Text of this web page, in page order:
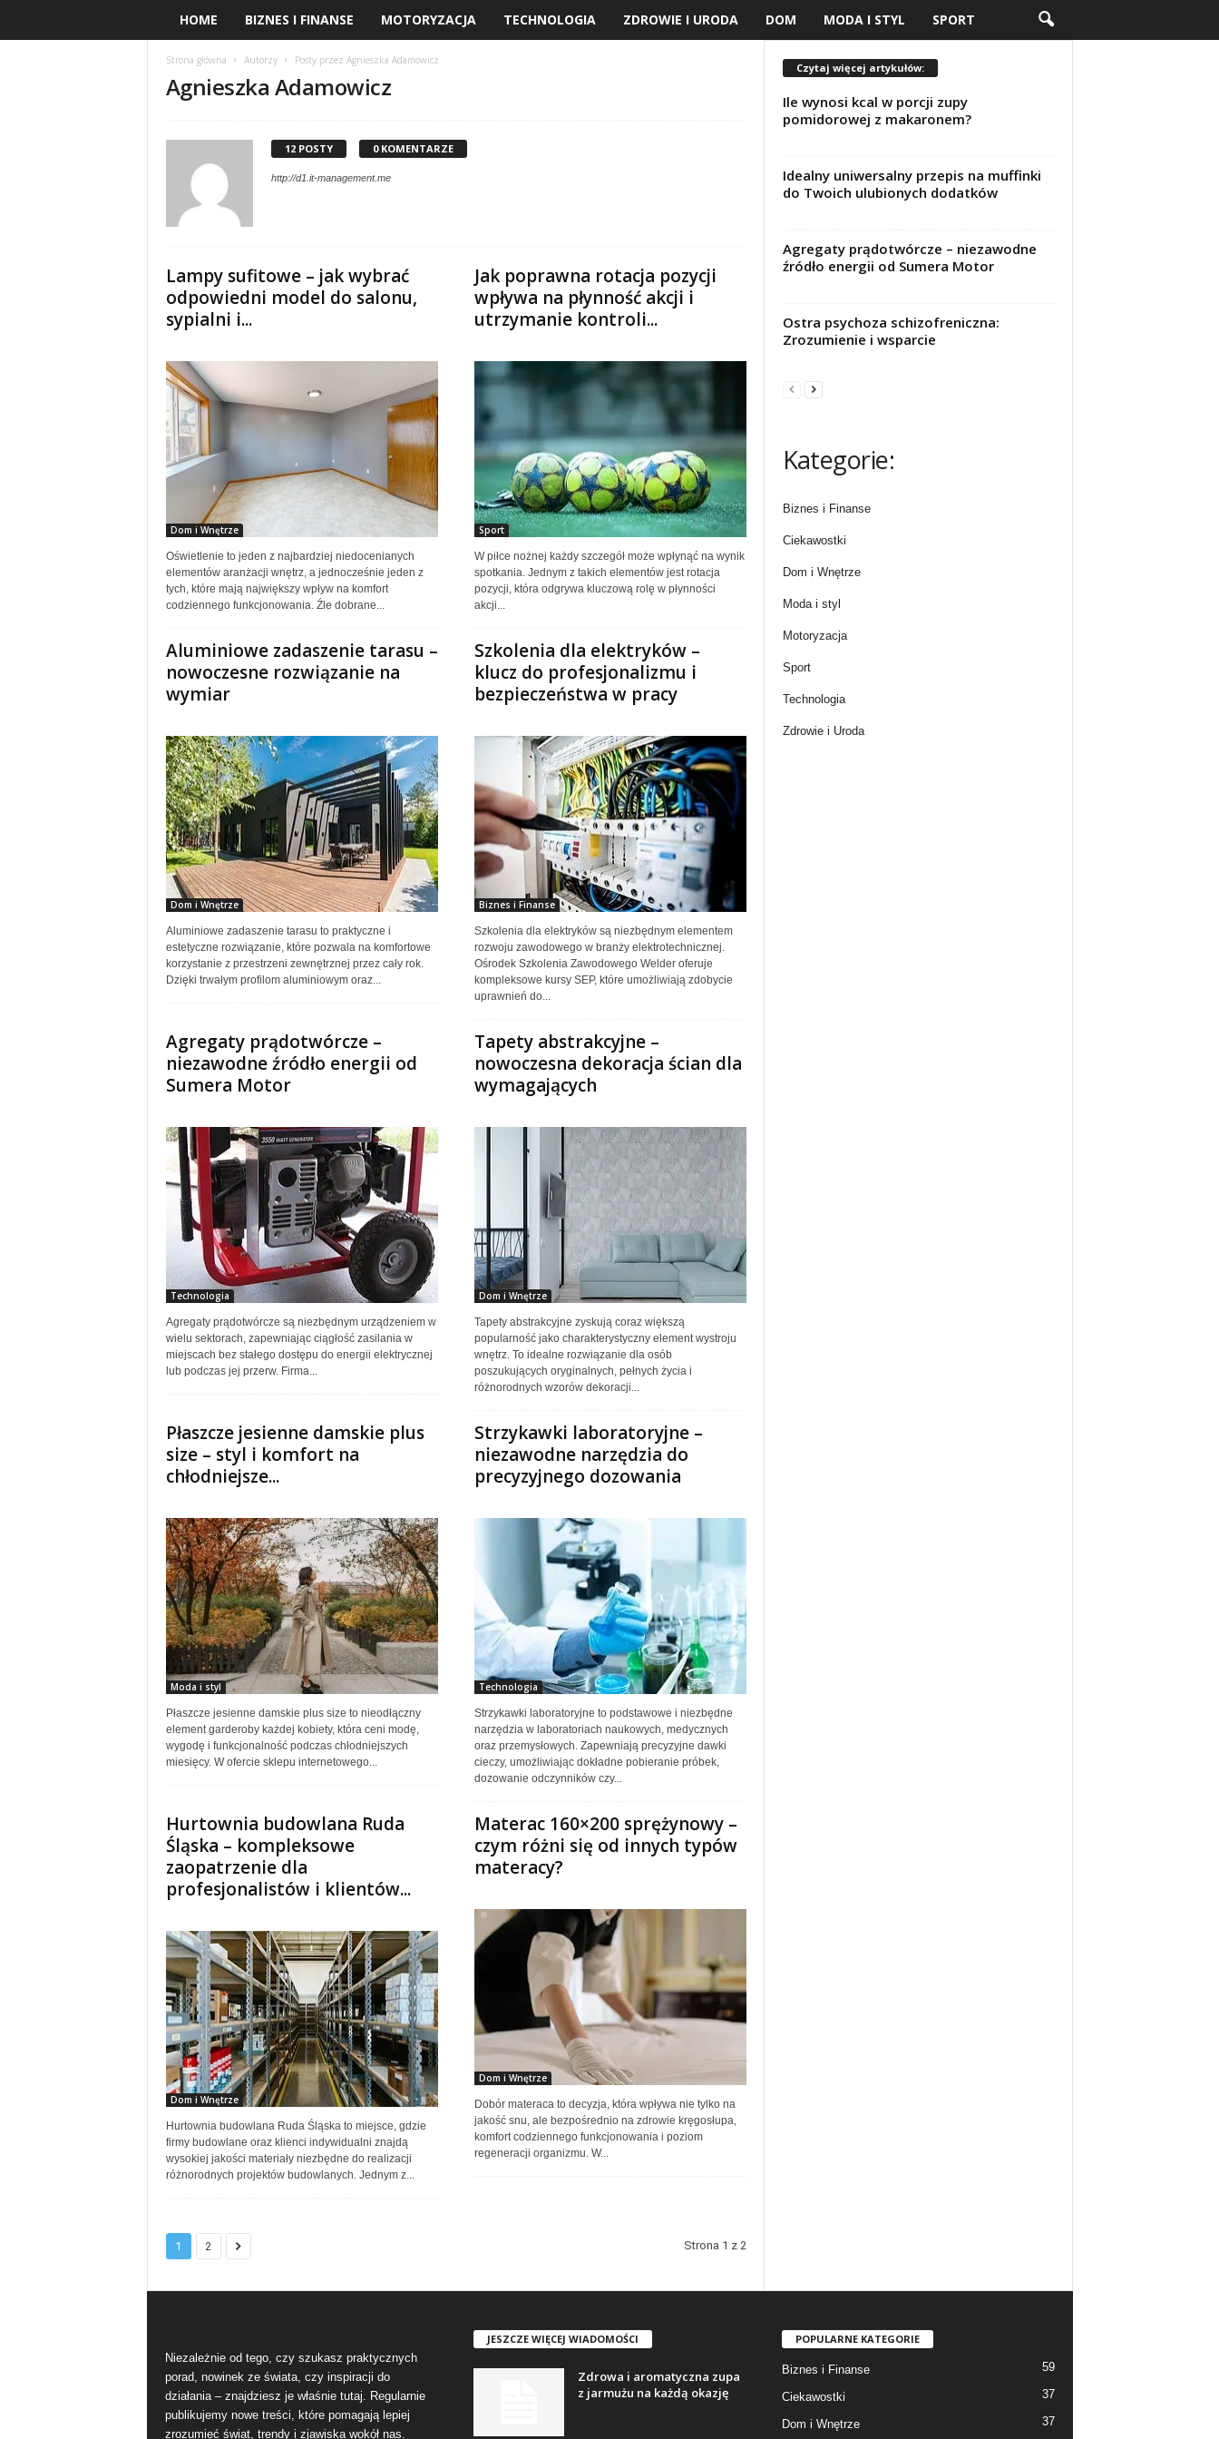
HOME BIZNES I FINANSE MOTORYZACJA TECHNOLOGIA ZDROWIE I URODA DOM MODA I STYL SPORT
Strona główna Autorzy Posty przez Agnieszka Adamowicz
Agnieszka Adamowicz
12 POSTY 0 KOMENTARZE
http://d1.it-management.me
Lampy sufitowe – jak wybrać
odpowiedni model do salonu,
sypialni i...
Dom i Wnętrze
Oświetlenie to jeden z najbardziej niedocenianych
elementów aranżacji wnętrz, a jednocześnie jeden z
tych, które mają największy wpływ na komfort
codziennego funkcjonowania. Źle dobrane...
Jak poprawna rotacja pozycji
wpływa na płynność akcji i
utrzymanie kontroli...
Sport
W piłce nożnej każdy szczegół może wpłynąć na wynik
spotkania. Jednym z takich elementów jest rotacja
pozycji, która odgrywa kluczową rolę w płynności
akcji...
Aluminiowe zadaszenie tarasu –
nowoczesne rozwiązanie na
wymiar
Dom i Wnętrze
Aluminiowe zadaszenie tarasu to praktyczne i
estetyczne rozwiązanie, które pozwala na komfortowe
korzystanie z przestrzeni zewnętrznej przez cały rok.
Dzięki trwałym profilom aluminiowym oraz...
Szkolenia dla elektryków –
klucz do profesjonalizmu i
bezpieczeństwa w pracy
Biznes i Finanse
Szkolenia dla elektryków są niezbędnym elementem
rozwoju zawodowego w branży elektrotechnicznej.
Ośrodek Szkolenia Zawodowego Welder oferuje
kompleksowe kursy SEP, które umożliwiają zdobycie
uprawnień do...
Agregaty prądotwórcze –
niezawodne źródło energii od
Sumera Motor
Technologia
Agregaty prądotwórcze są niezbędnym urządzeniem w
wielu sektorach, zapewniając ciągłość zasilania w
miejscach bez stałego dostępu do energii elektrycznej
lub podczas jej przerw. Firma...
Tapety abstrakcyjne –
nowoczesna dekoracja ścian dla
wymagających
Dom i Wnętrze
Tapety abstrakcyjne zyskują coraz większą
popularność jako charakterystyczny element wystroju
wnętrz. To idealne rozwiązanie dla osób
poszukujących oryginalnych, pełnych życia i
różnorodnych wzorów dekoracji...
Płaszcze jesienne damskie plus
size – styl i komfort na
chłodniejsze...
Moda i styl
Płaszcze jesienne damskie plus size to nieodłączny
element garderoby każdej kobiety, która ceni modę,
wygodę i funkcjonalność podczas chłodniejszych
miesięcy. W ofercie sklepu internetowego...
Strzykawki laboratoryjne –
niezawodne narzędzia do
precyzyjnego dozowania
Technologia
Strzykawki laboratoryjne to podstawowe i niezbędne
narzędzia w laboratoriach naukowych, medycznych
oraz przemysłowych. Zapewniają precyzyjne dawki
cieczy, umożliwiając dokładne pobieranie próbek,
dozowanie odczynników czy...
Hurtownia budowlana Ruda
Śląska – kompleksowe
zaopatrzenie dla
profesjonalistów i klientów...
Dom i Wnętrze
Hurtownia budowlana Ruda Śląska to miejsce, gdzie
firmy budowlane oraz klienci indywidualni znajdą
wysokiej jakości materiały niezbędne do realizacji
różnorodnych projektów budowlanych. Jednym z...
Materac 160×200 sprężynowy –
czym różni się od innych typów
materacy?
Dom i Wnętrze
Dobór materaca to decyzja, która wpływa nie tylko na
jakość snu, ale bezpośrednio na zdrowie kręgosłupa,
komfort codziennego funkcjonowania i poziom
regeneracji organizmu. W...
1 2 Strona 1 z 2
Czytaj więcej artykułów:
Ile wynosi kcal w porcji zupy
pomidorowej z makaronem?
Idealny uniwersalny przepis na muffinki
do Twoich ulubionych dodatków
Agregaty prądotwórcze – niezawodne
źródło energii od Sumera Motor
Ostra psychoza schizofreniczna:
Zrozumienie i wsparcie
Kategorie:
Biznes i Finanse
Ciekawostki
Dom i Wnętrze
Moda i styl
Motoryzacja
Sport
Technologia
Zdrowie i Uroda
Niezależnie od tego, czy szukasz praktycznych
porad, nowinek ze świata, czy inspiracji do
działania – znajdziesz je właśnie tutaj. Regularnie
publikujemy nowe treści, które pomagają lepiej
zrozumieć świat, trendy i zjawiska wokół nas.
JESZCZE WIĘCEJ WIADOMOŚCI
Zdrowa i aromatyczna zupa
z jarmużu na każdą okazję
POPULARNE KATEGORIE
Biznes i Finanse 59
Ciekawostki 37
Dom i Wnętrze 37